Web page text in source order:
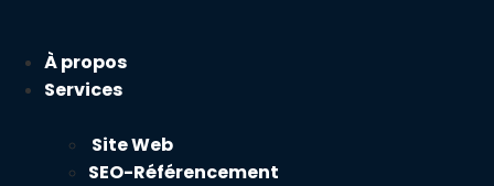
À propos
Services
Site Web
SEO-Référencement